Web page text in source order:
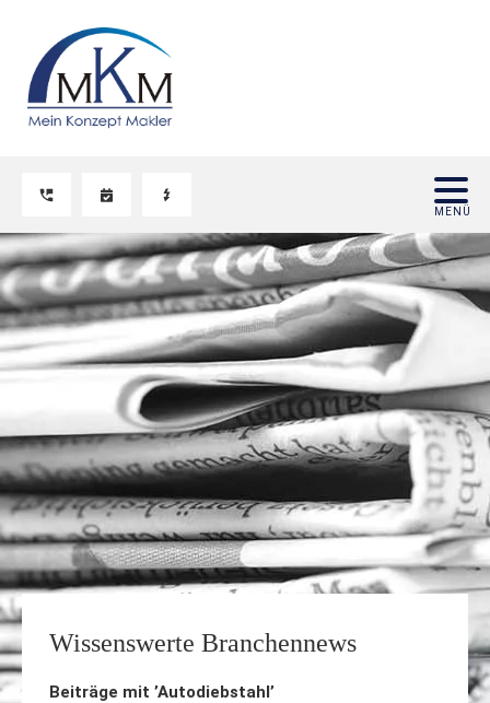
Wissenswerte Branchennews
Beiträge mit ’Autodiebstahl’